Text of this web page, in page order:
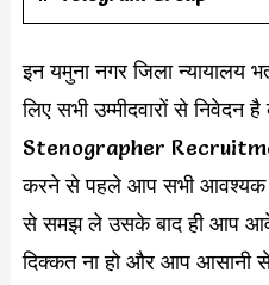
इन यमुना नगर जिला न्यायालय
लिए सभी उम्मीदवारों से
Stenographer
करने से पहले आप सभी आवश्यक
से समझ ले उसके बाद ही आप
दिक्कत ना हो और आप